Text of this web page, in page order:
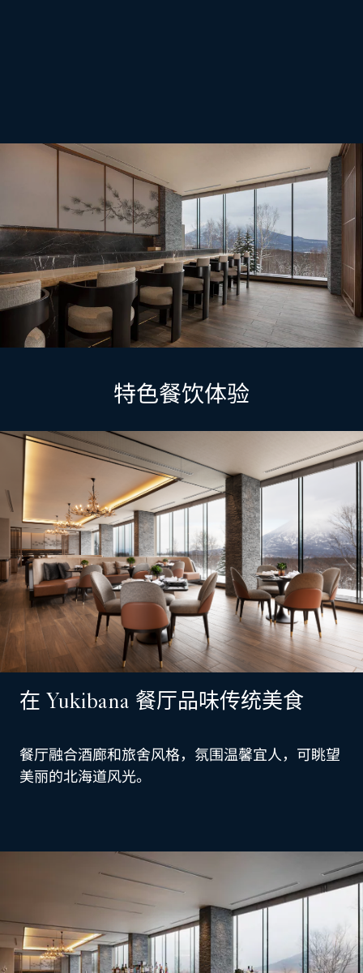
特色餐饮体验
在 Yukibana 餐厅品味传统美食
餐厅融合酒廊和旅舍风格，氛围温馨宜人，可眺望
美丽的北海道风光。